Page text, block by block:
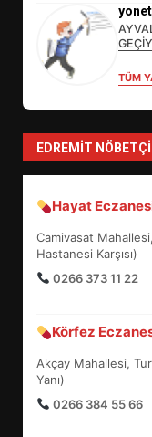
TÜM
EDREMIT
Hayat
Camivasat
Hastanesi Karşısı)
0266 373 11 22
Körfez
Akçay Mahallesi,
Yanı)
0266 384 55 66
4
5
6